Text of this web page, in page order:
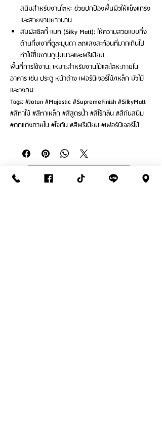
สนิมสำหรับงานโลหะ ช่วยปกป้องพื้นผิวให้แข็งแกร่ง
และสวยงามยาวนาน
สัมผัสซิลกี้ แมท (Silky Matt): ให้ความสวยแบบกึ่ง
ด้านกึ่งเงาที่ดูละมุนตา ลดแสงสะท้อนที่มากเกินไป
ทำให้ชิ้นงานดูนุ่มนวลและพรีเมียม
พื้นที่การใช้งาน: เหมาะสำหรับงานไม้และโลหะภายใน
อาคาร เช่น ประตู หน้าต่าง เฟอร์นิเจอร์ไม้/เหล็ก บัวไม้
และวงกบ
Tags: #Jotun #Majestic #SupremeFinish #SilkyMatt
#สีทาไม้ #สีทาเหล็ก #สีสูตรน้ำ #สีไร้กลิ่น #สีกันสนิม
#ตกแต่งภายใน #โจตัน #สีพรีเมียม #เฟอร์นิเจอร์ไม้